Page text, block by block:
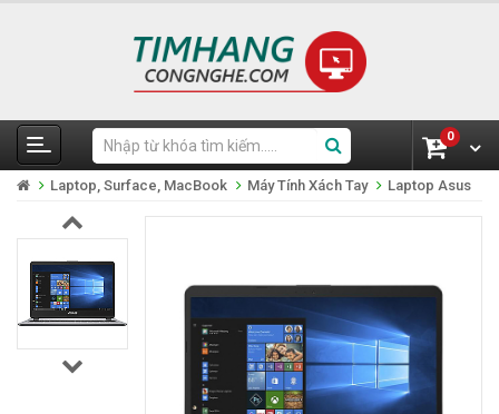
0
Laptop, Surface, MacBook Máy Tính Xách Tay Laptop Asus